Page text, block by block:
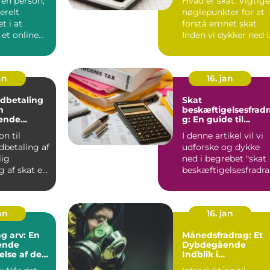
og
indholdet
i at
online
Udvikling gennem
Tid
nøglepunkter for at
forstå emnet skat
Inden vi dykker ned i
til
af
af skat er
16. jan
Skat
g: En guide til
udvikling gennem
tiden
I denne artikel vil vi
udforske og dykke
ned i begrebet "skat
arv: En
af det
16. jan
Månedsfradrag: Et
Dybdegående
Indblik i